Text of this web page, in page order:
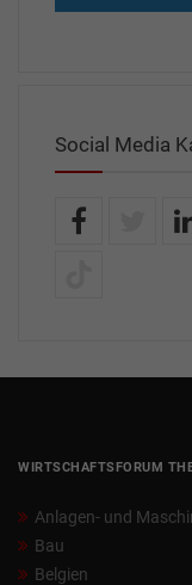
Social Media
WIRTSCHAFTSFORUM
Anlagen- und
Bau
Belgien